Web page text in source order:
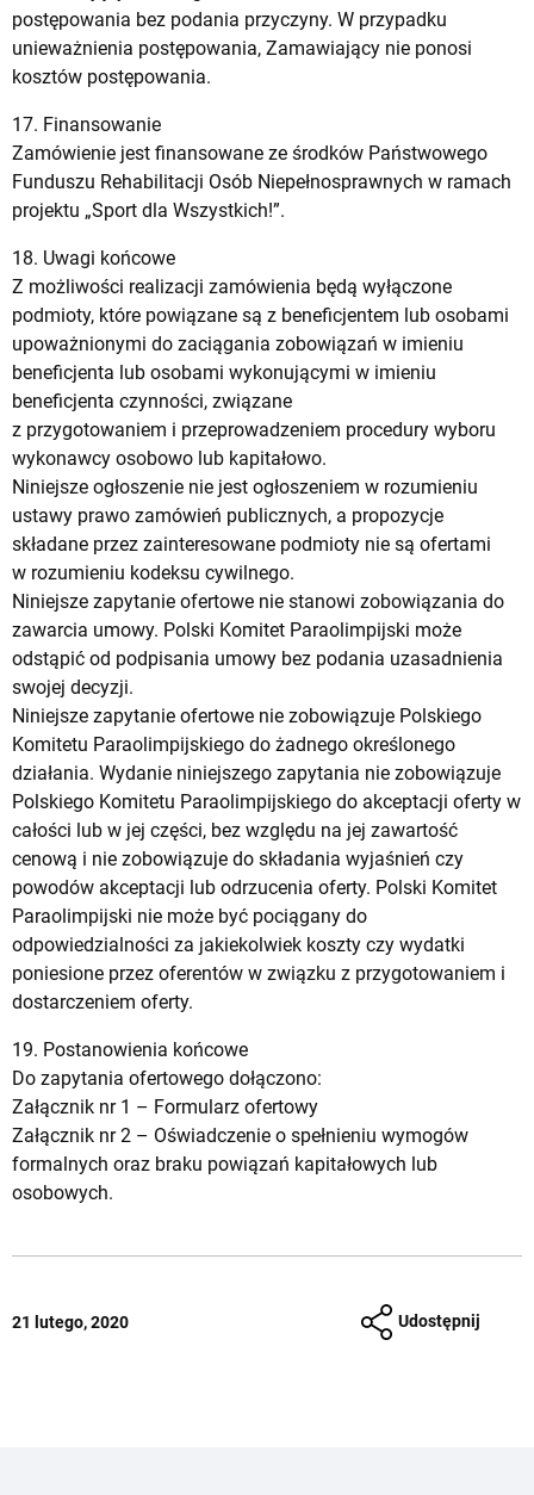
postępowania bez podania przyczyny. W przypadku
unieważnienia postępowania, Zamawiający nie ponosi
kosztów postępowania.
17. Finansowanie
Zamówienie jest finansowane ze środków Państwowego
Funduszu Rehabilitacji Osób Niepełnosprawnych w ramach
projektu „Sport dla Wszystkich!”.
18. Uwagi końcowe
Z możliwości realizacji zamówienia będą wyłączone
podmioty, które powiązane są z beneficjentem lub osobami
upoważnionymi do zaciągania zobowiązań w imieniu
beneficjenta lub osobami wykonującymi w imieniu
beneficjenta czynności, związane
z przygotowaniem i przeprowadzeniem procedury wyboru
wykonawcy osobowo lub kapitałowo.
Niniejsze ogłoszenie nie jest ogłoszeniem w rozumieniu
ustawy prawo zamówień publicznych, a propozycje
składane przez zainteresowane podmioty nie są ofertami
w rozumieniu kodeksu cywilnego.
Niniejsze zapytanie ofertowe nie stanowi zobowiązania do
zawarcia umowy. Polski Komitet Paraolimpijski może
odstąpić od podpisania umowy bez podania uzasadnienia
swojej decyzji.
Niniejsze zapytanie ofertowe nie zobowiązuje Polskiego
Komitetu Paraolimpijskiego do żadnego określonego
działania. Wydanie niniejszego zapytania nie zobowiązuje
Polskiego Komitetu Paraolimpijskiego do akceptacji oferty w
całości lub w jej części, bez względu na jej zawartość
cenową i nie zobowiązuje do składania wyjaśnień czy
powodów akceptacji lub odrzucenia oferty. Polski Komitet
Paraolimpijski nie może być pociągany do
odpowiedzialności za jakiekolwiek koszty czy wydatki
poniesione przez oferentów w związku z przygotowaniem i
dostarczeniem oferty.
19. Postanowienia końcowe
Do zapytania ofertowego dołączono:
Załącznik nr 1 – Formularz ofertowy
Załącznik nr 2 – Oświadczenie o spełnieniu wymogów
formalnych oraz braku powiązań kapitałowych lub
osobowych.
21 lutego, 2020 Udostępnij